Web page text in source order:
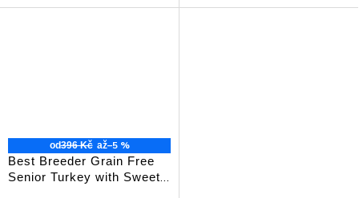
od396 Kč až–5 %
Best Breeder Grain Free
Senior Turkey with Sweet